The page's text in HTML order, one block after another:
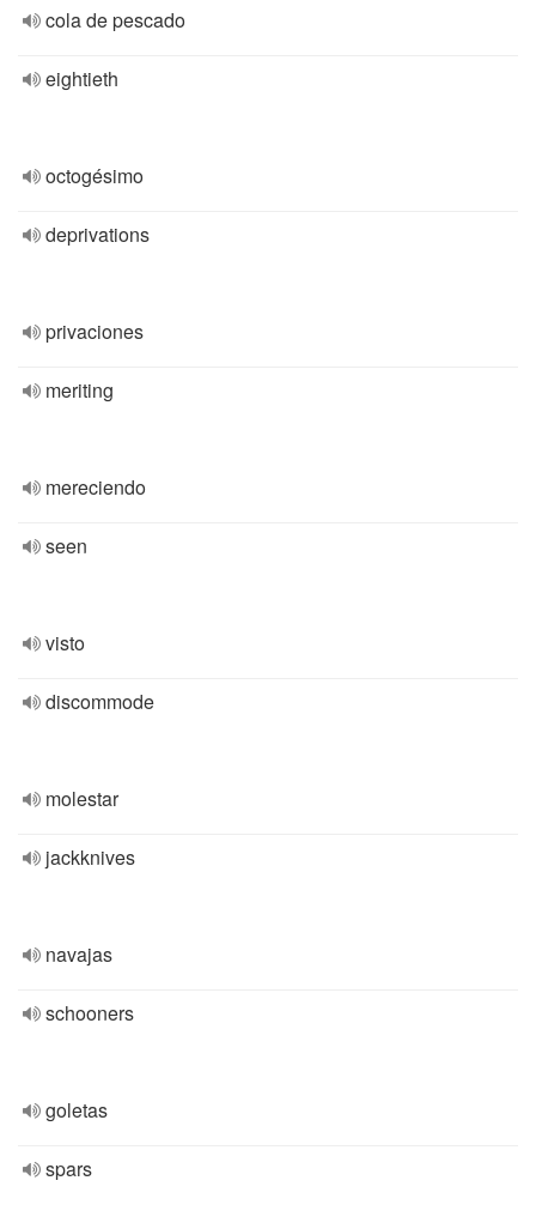
cola de pescado
eightieth
octogésimo
deprivations
privaciones
meriting
mereciendo
seen
visto
discommode
molestar
jackknives
navajas
schooners
goletas
spars